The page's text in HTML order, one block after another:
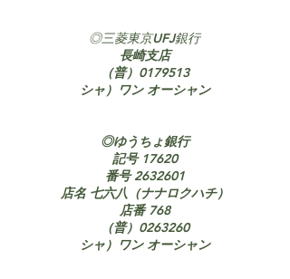
◎三菱東京UFJ銀行
長崎支店
（普）0179513
シャ）ワン オーシャン
◎ゆうちょ銀行
記号 17620
番号2632601
店名 七六八（ナナロクハチ）
店番 768
（普）0263260
シャ）ワン オーシャン